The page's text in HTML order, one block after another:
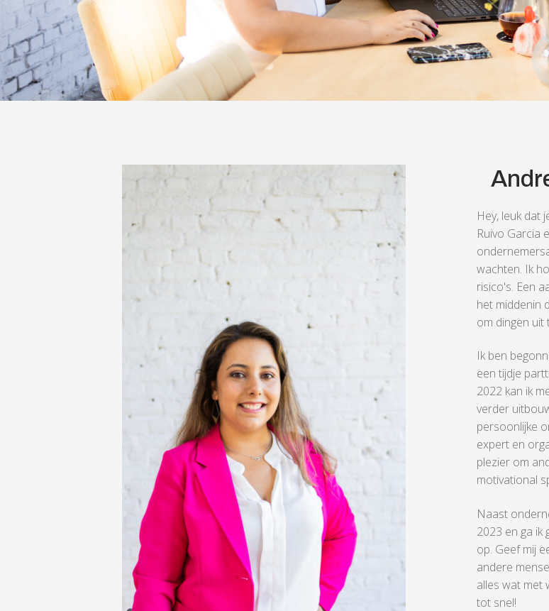
Hey, leuk dat
Ruivo Garcia
wachten. Ik
risico's. Een
het middenin
om dingen
Ik ben
een tijdje
2022 kan ik
verder
persoonlijke
expert en
plezier om
motivational
Naast
2023 en ga ik
op. Geef mij
andere
alles wat met
tot snel!